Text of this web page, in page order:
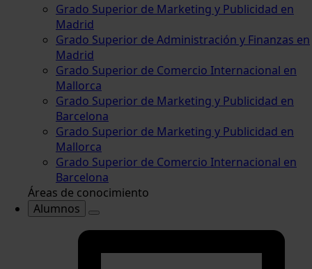
Grado Superior de Marketing y Publicidad en
Madrid
Grado Superior de Administración y Finanzas en
Madrid
Grado Superior de Comercio Internacional en
Mallorca
Grado Superior de Marketing y Publicidad en
Barcelona
Grado Superior de Marketing y Publicidad en
Mallorca
Grado Superior de Comercio Internacional en
Barcelona
Áreas de conocimiento
Alumnos